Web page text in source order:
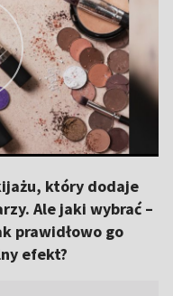
który dodaje
Ale jaki wybrać –
prawidłowo go
efekt?